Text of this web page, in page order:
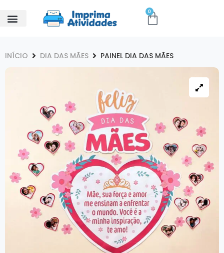
0
INÍCIO DIA DAS MÃES PAINEL DIA DAS MÃES